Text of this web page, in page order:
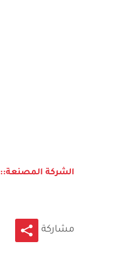
الشركة المصنعة::
مشاركة